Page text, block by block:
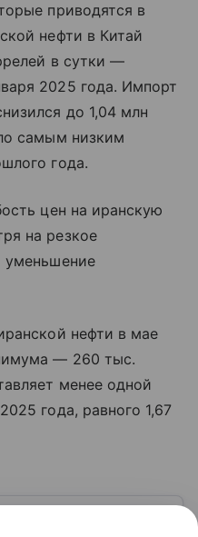
приводятся в
нефти в Китай
в сутки —
2025 года. Импорт
до 1,04 млн
самым низким
года.
цен на иранскую
на резкое
уменьшение
нефти в мае
— 260 тыс.
менее одной
года, равного 1,67